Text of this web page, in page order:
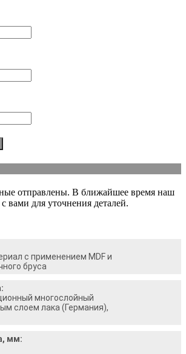
отправлены. В ближайшее время наш
вами для уточнения деталей.
с применением MDF и
бруса
многослойный
слоем лака (Германия),
мм: